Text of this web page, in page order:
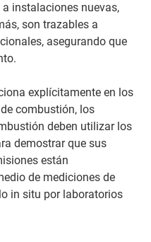
instalaciones nuevas,
son trazables a
asegurando que
explícitamente en los
combustión, los
deben utilizar los
demostrar que sus
están
de mediciones de
in situ por laboratorios